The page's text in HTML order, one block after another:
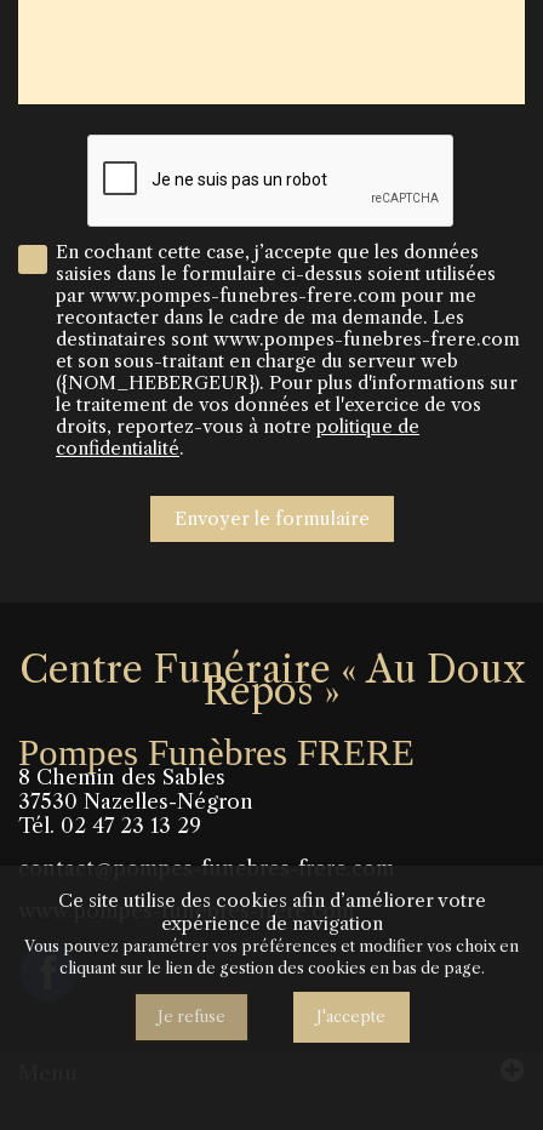
En cochant cette case, j’accepte que les données
saisies dans le formulaire ci-dessus soient utilisées
par www.pompes-funebres-frere.com pour me
recontacter dans le cadre de ma demande. Les
destinataires sont www.pompes-funebres-frere.com
et son sous-traitant en charge du serveur web
({NOM_HEBERGEUR}). Pour plus d'informations sur
le traitement de vos données et l'exercice de vos
droits, reportez-vous à notre politique de
confidentialité.
Centre Funéraire « Au Doux
Repos »
Pompes Funèbres FRERE
8 Chemin des Sables
37530 Nazelles-Négron
Tél. 02 47 23 13 29
contact@pompes-funebres-frere.com
www.pompes-funebres-frere.com
Ce site utilise des cookies afin d’améliorer votre
expérience de navigation
Vous pouvez paramétrer vos préférences et modifier vos choix en
cliquant sur le lien de gestion des cookies en bas de page.
Je refuse J'accepte